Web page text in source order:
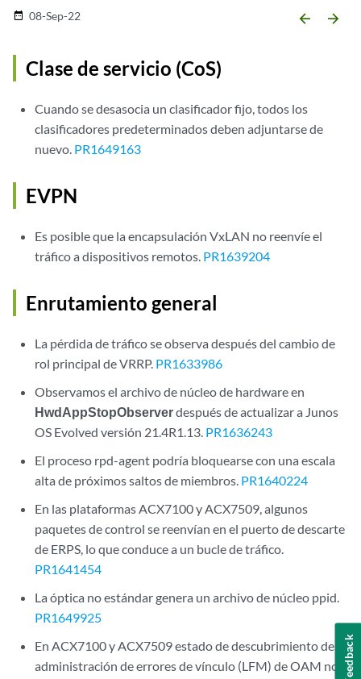
date_range 08-Sep-22 arrow_backward arrow_forward
Clase de servicio (CoS)
Cuando se desasocia un clasificador fijo, todos los
clasificadores predeterminados deben adjuntarse de
nuevo. PR1649163
EVPN
Es posible que la encapsulación VxLAN no reenvíe el
tráfico a dispositivos remotos. PR1639204
Enrutamiento general
La pérdida de tráfico se observa después del cambio de
rol principal de VRRP. PR1633986
Observamos el archivo de núcleo de hardware en
HwdAppStopObserverdespués de actualizar a Junos
OS Evolved versión 21.4R1.13. PR1636243
El proceso rpd-agent podría bloquearse con una escala
alta de próximos saltos de miembros. PR1640224
En las plataformas ACX7100 y ACX7509, algunos
paquetes de control se reenvían en el puerto de descarte
de ERPS, lo que conduce a un bucle de tráfico.
PR1641454
La óptica no estándar genera un archivo de núcleo ppid.
PR1649925
En ACX7100 y ACX7509 estado de descubrimiento de
administración de errores de vínculo (LFM) de OAM no
Feedback